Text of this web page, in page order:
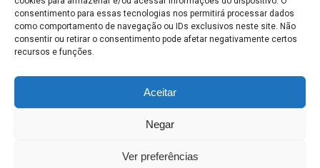
consentimento para essas tecnologias nos permitirá processar dados
como comportamento de navegação ou IDs exclusivos neste site. Não
consentir ou retirar o consentimento pode afetar negativamente certos
recursos e funções.
Aceitar
Negar
Ver preferências
informativo, servindo como boletins de divulgação, e não devem ser
interpretadas como recomendações de investimento.Leia mais
Bolsa de Valores